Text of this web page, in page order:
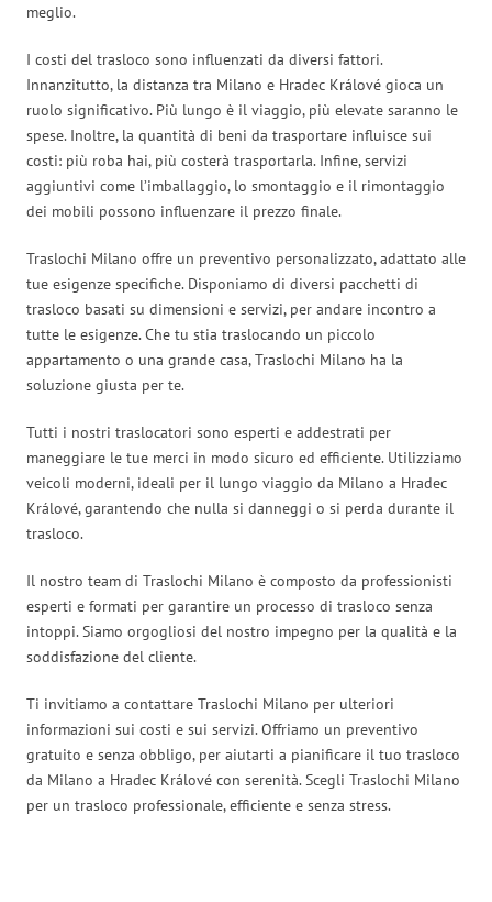
meglio.
I costi del trasloco sono influenzati da diversi fattori.
Innanzitutto, la distanza tra Milano e Hradec Králové gioca un
ruolo significativo. Più lungo è il viaggio, più elevate saranno le
spese. Inoltre, la quantità di beni da trasportare influisce sui
costi: più roba hai, più costerà trasportarla. Infine, servizi
aggiuntivi come l’imballaggio, lo smontaggio e il rimontaggio
dei mobili possono influenzare il prezzo finale.
Traslochi Milano offre un preventivo personalizzato, adattato alle
tue esigenze specifiche. Disponiamo di diversi pacchetti di
trasloco basati su dimensioni e servizi, per andare incontro a
tutte le esigenze. Che tu stia traslocando un piccolo
appartamento o una grande casa, Traslochi Milano ha la
soluzione giusta per te.
Tutti i nostri traslocatori sono esperti e addestrati per
maneggiare le tue merci in modo sicuro ed efficiente. Utilizziamo
veicoli moderni, ideali per il lungo viaggio da Milano a Hradec
Králové, garantendo che nulla si danneggi o si perda durante il
trasloco.
Il nostro team di Traslochi Milano è composto da professionisti
esperti e formati per garantire un processo di trasloco senza
intoppi. Siamo orgogliosi del nostro impegno per la qualità e la
soddisfazione del cliente.
Ti invitiamo a contattare Traslochi Milano per ulteriori
informazioni sui costi e sui servizi. Offriamo un preventivo
gratuito e senza obbligo, per aiutarti a pianificare il tuo trasloco
da Milano a Hradec Králové con serenità. Scegli Traslochi Milano
per un trasloco professionale, efficiente e senza stress.